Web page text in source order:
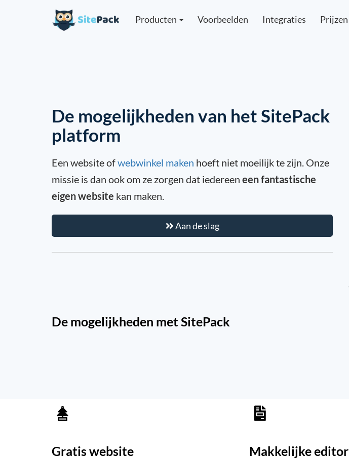
Producten Voorbeelden Integraties Prijzen
De mogelijkheden van het SitePack
platform
Een website ofwebwinkel maken hoeft niet moeilijk te zijn. Onze
missie is dan ook om ze zorgen dat iedereen een fantastische
eigen website kan maken.
Aan de slag
De mogelijkheden met SitePack
Gratis website Makkelijke editor